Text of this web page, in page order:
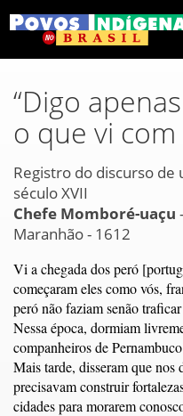
“Digo
o que vi
Registro do discurso
século XVII
Chefe Momboré-uaçu
Maranhão - 1612
Vi a chegada dos peró
começaram eles como vós,
peró não faziam senão
Nessa época, dormiam
companheiros de
Mais tarde, disseram que nos
precisavam construir
cidades para morarem